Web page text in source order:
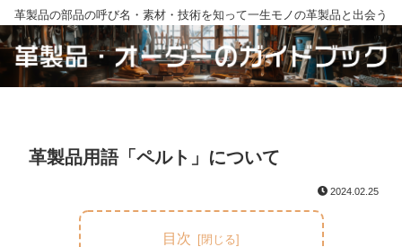
革製品の部品の呼び名・素材・技術を知って一生モノの革製品と出会う
革製品用語「ペルト」について
2024.02.25
目次